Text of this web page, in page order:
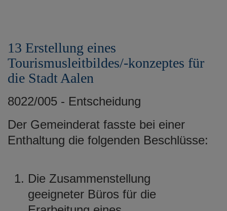
13 Erstellung eines
Tourismusleitbildes/-konzeptes für
die Stadt Aalen
8022/005 - Entscheidung
Der Gemeinderat fasste bei einer
Enthaltung die folgenden Beschlüsse:
Die Zusammenstellung
geeigneter Büros für die